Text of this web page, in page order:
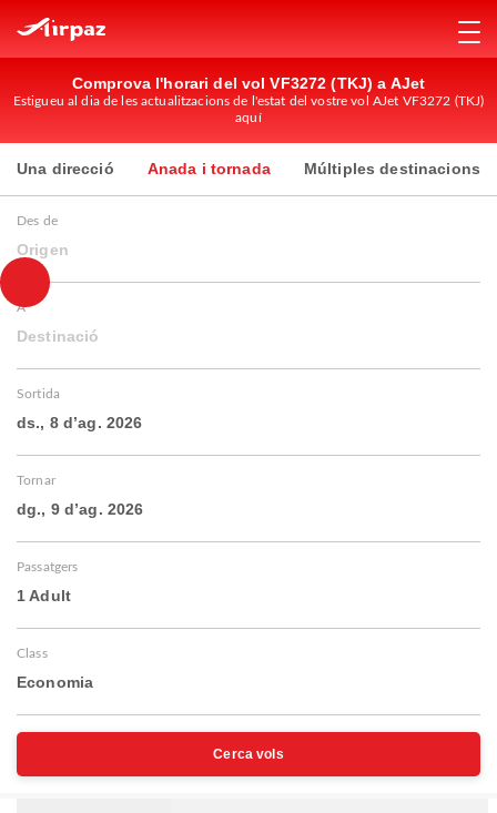
Comprova l'horari del vol VF3272 (TKJ) a AJet
Estigueu al dia de les actualitzacions de l'estat del vostre vol AJet VF3272 (TKJ)
aquí
Una direcció Anada i tornada Múltiples destinacions
Des de
Origen
A
Destinació
Sortida
ds., 8 d’ag. 2026
Tornar
dg., 9 d’ag. 2026
Passatgers
1 Adult
Class
Economia
Cerca vols